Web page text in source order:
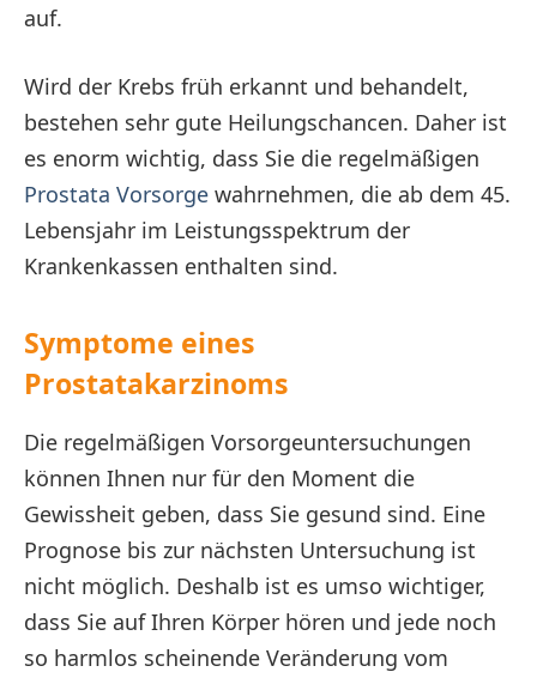
auf.
Wird der Krebs früh erkannt und behandelt,
bestehen sehr gute Heilungschancen. Daher ist
es enorm wichtig, dass Sie die regelmäßigen
Prostata Vorsorge wahrnehmen, die ab dem 45.
Lebensjahr im Leistungsspektrum der
Krankenkassen enthalten sind.
Symptome eines
Prostatakarzinoms
Die regelmäßigen Vorsorgeuntersuchungen
können Ihnen nur für den Moment die
Gewissheit geben, dass Sie gesund sind. Eine
Prognose bis zur nächsten Untersuchung ist
nicht möglich. Deshalb ist es umso wichtiger,
dass Sie auf Ihren Körper hören und jede noch
so harmlos scheinende Veränderung vom